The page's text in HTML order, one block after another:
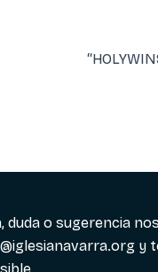
duda o sugerencia nos
y